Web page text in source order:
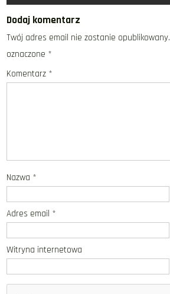
Dodaj komentarz
Twój adres email nie zostanie opublikowany.
oznaczone *
Komentarz *
Nazwa *
Adres email *
Witryna internetowa